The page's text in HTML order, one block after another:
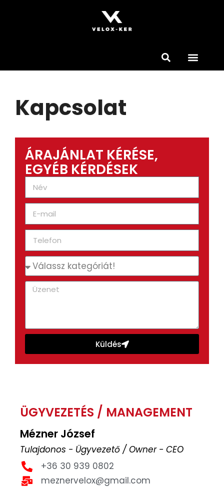
Kapcsolat
ÁRAJÁNLAT KÉRÉSE,
EGYÉB KÉRDÉSEK
Küldés
ÜGYVEZETÉS / MANAGEMENT
Mézner József
Tulajdonos - Ügyvezető / Owner - CEO
+36 30 939 0802
meznervelox@gmail.com